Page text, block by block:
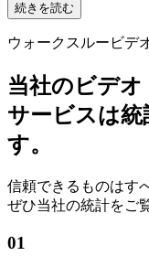
続きを読む
ウォークスルービデ
当社のビデ
サービスは統
す。
信頼できるものはす
ぜひ当社の統計をご
01